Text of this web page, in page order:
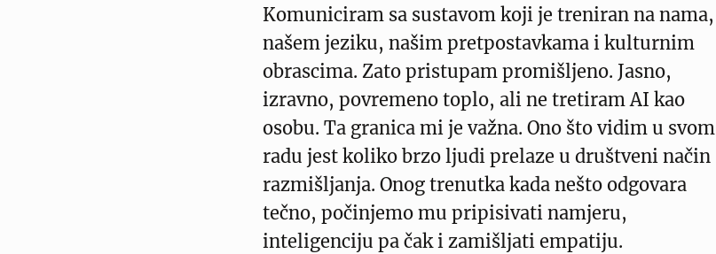
Komuniciram sa sustavom koji je treniran na nama,
našem jeziku, našim pretpostavkama i kulturnim
obrascima. Zato pristupam promišljeno. Jasno,
izravno, povremeno toplo, ali ne tretiram AI kao
osobu. Ta granica mi je važna. Ono što vidim u svom
radu jest koliko brzo ljudi prelaze u društveni način
razmišljanja. Onog trenutka kada nešto odgovara
tečno, počinjemo mu pripisivati namjeru,
inteligenciju pa čak i zamišljati empatiju.